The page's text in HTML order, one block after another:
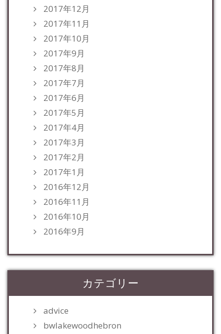
2017年12月
2017年11月
2017年10月
2017年9月
2017年8月
2017年7月
2017年6月
2017年5月
2017年4月
2017年3月
2017年2月
2017年1月
2016年12月
2016年11月
2016年10月
2016年9月
カテゴリー
advice
bwlakewoodhebron